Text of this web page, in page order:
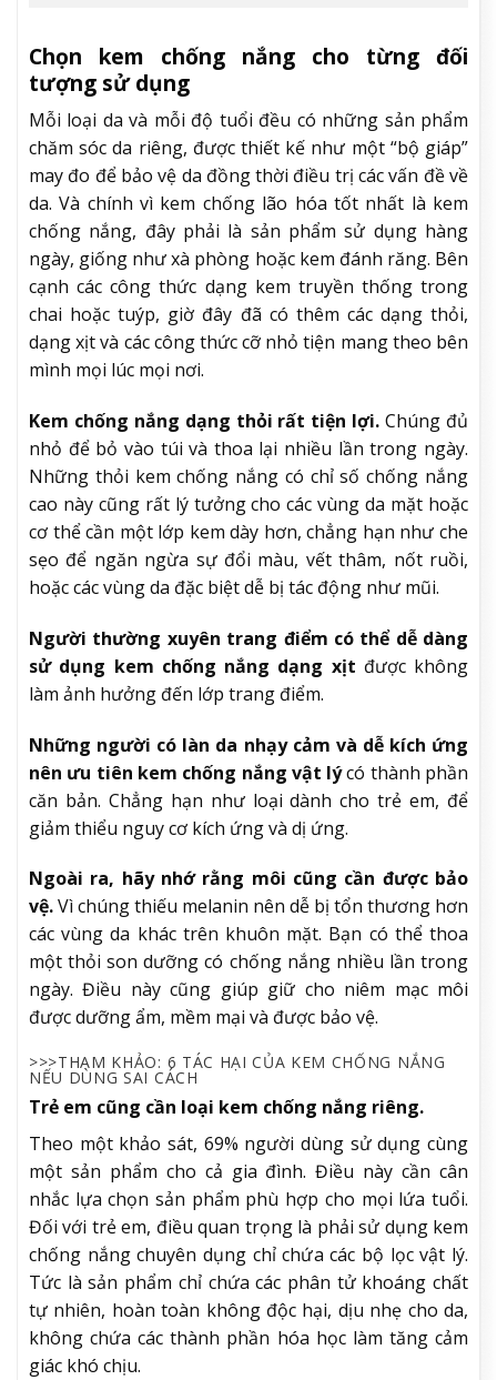
Chọn kem chống nắng cho từng đối
tượng sử dụng
Mỗi loại da và mỗi độ tuổi đều có những sản phẩm
chăm sóc da riêng, được thiết kế như một “bộ giáp”
may đo để bảo vệ da đồng thời điều trị các vấn đề về
da. Và chính vì kem chống lão hóa tốt nhất là kem
chống nắng, đây phải là sản phẩm sử dụng hàng
ngày, giống như xà phòng hoặc kem đánh răng. Bên
cạnh các công thức dạng kem truyền thống trong
chai hoặc tuýp, giờ đây đã có thêm các dạng thỏi,
dạng xịt và các công thức cỡ nhỏ tiện mang theo bên
mình mọi lúc mọi nơi.
Kem chống nắng dạng thỏi rất tiện lợi. Chúng đủ
nhỏ để bỏ vào túi và thoa lại nhiều lần trong ngày.
Những thỏi kem chống nắng có chỉ số chống nắng
cao này cũng rất lý tưởng cho các vùng da mặt hoặc
cơ thể cần một lớp kem dày hơn, chẳng hạn như che
sẹo để ngăn ngừa sự đổi màu, vết thâm, nốt ruồi,
hoặc các vùng da đặc biệt dễ bị tác động như mũi.
Người thường xuyên trang điểm có thể dễ dàng
sử dụng kem chống nắng dạng xịt được không
làm ảnh hưởng đến lớp trang điểm.
Những người có làn da nhạy cảm và dễ kích ứng
nên ưu tiên kem chống nắng vật lýcó thành phần
căn bản. Chẳng hạn như loại dành cho trẻ em, để
giảm thiểu nguy cơ kích ứng và dị ứng.
Ngoài ra, hãy nhớ rằng môi cũng cần được bảo
vệ.Vì chúng thiếu melanin nên dễ bị tổn thương hơn
các vùng da khác trên khuôn mặt. Bạn có thể thoa
một thỏi son dưỡng có chống nắng nhiều lần trong
ngày. Điều này cũng giúp giữ cho niêm mạc môi
được dưỡng ẩm, mềm mại và được bảo vệ.
>>>THAM KHẢO: 6 TÁC HẠI CỦA KEM CHỐNG NẮNG
NẾU DÙNG SAI CÁCH
Trẻ em cũng cần loại kem chống nắng riêng.
Theo một khảo sát, 69% người dùng sử dụng cùng
một sản phẩm cho cả gia đình. Điều này cần cân
nhắc lựa chọn sản phẩm phù hợp cho mọi lứa tuổi.
Đối với trẻ em, điều quan trọng là phải sử dụng kem
chống nắng chuyên dụng chỉ chứa các bộ lọc vật lý.
Tức là sản phẩm chỉ chứa các phân tử khoáng chất
tự nhiên, hoàn toàn không độc hại, dịu nhẹ cho da,
không chứa các thành phần hóa học làm tăng cảm
giác khó chịu.